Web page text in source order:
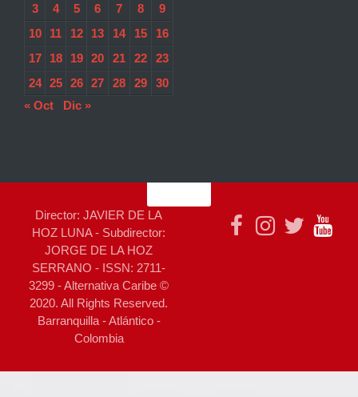
3
4 5 6 7 8
9
10
11 12 13 14 15
16
17
18 19 20 21 22
23
24
25 26 27 28 29
30
« Oct
Dic »
Director: JAVIER DE LA
HOZ LUNA - Subdirector:
JORGE DE LA HOZ
SERRANO - ISSN: 2711-
3299 - Alternativa Caribe ©
2020. All Rights Reserved.
Barranquilla - Atlántico -
Colombia